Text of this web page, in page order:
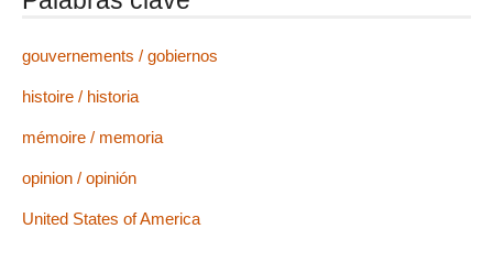
gouvernements / gobiernos
histoire / historia
mémoire / memoria
opinion / opinión
United States of America